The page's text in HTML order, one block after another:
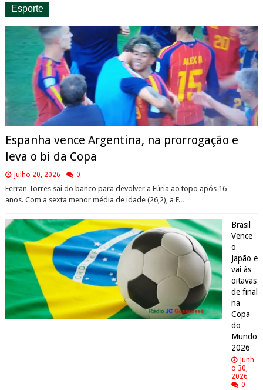
Esporte
Espanha vence Argentina, na prorrogação e
leva o bi da Copa
Julho 20, 2026 0
Ferran Torres sai do banco para devolver a Fúria ao topo após 16
anos. Com a sexta menor média de idade (26,2), a F...
Brasil
Vence
o
Japão e
vai às
oitavas
de final
na
Copa
do
Mundo
2026
Junh
o 30,
2026
0